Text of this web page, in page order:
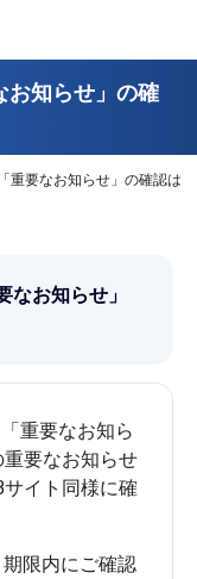
お知らせ」の確
重要なお知らせ」の確認は
なお知らせ」
重要なお知ら
要なお知らせ
イト同様に確
期限内にご確認